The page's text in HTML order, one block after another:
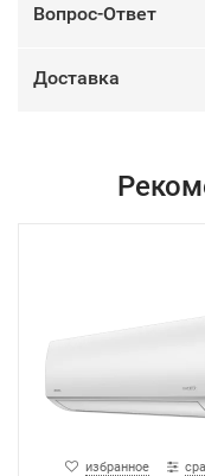
Вопрос-Ответ
Доставка
избранное